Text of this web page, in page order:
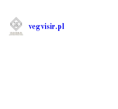
vegvisir.pl